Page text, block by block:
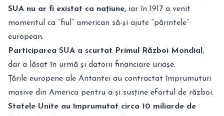
SUA nu ar fi existat ca națiune, iar în 1917 a venit
momentul ca “fiul” american să-și ajute “părintele”
european.
Participarea SUA a scurtat Primul Război Mondial,
dar a lăsat în urmă și datorii financiare uriașe.
Țările europene ale Antantei au contractat împrumuturi
masive din America pentru a-și susține efortul de război.
Statele Unite au împrumutat circa 10 miliarde de